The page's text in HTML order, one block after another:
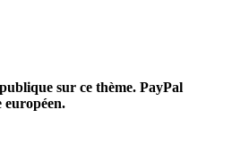
sur ce thème. PayPal
européen.